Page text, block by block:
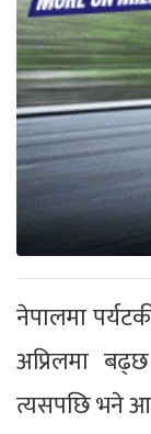
नेपालमा
अप्रिलमा
त्यसपछि भने